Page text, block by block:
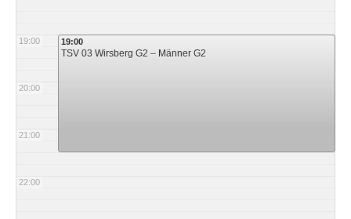
19:00
20:00
21:00
22:00
19:00
TSV 03 Wirsberg G2 – Männer G2